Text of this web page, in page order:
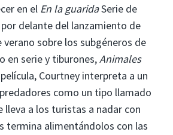
en el En la guaridaSerie de
delante del lanzamiento de
sobre los subgéneros de
en serie y tiburones,Animales
Courtney interpreta a un
como un tipo llamado
lleva a los turistas a nadar con
termina alimentándolos con las